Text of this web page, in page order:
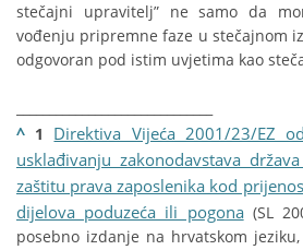
stečajni upravitelj” ne samo da
vođenju pripremne faze u stečajnom
odgovoran pod istim uvjetima kao
^ 1
Direktiva Vijeća 2001/23/EZ
usklađivanju zakonodavstava
zaštitu prava zaposlenika kod
dijelova poduzeća ili pogona(SL
posebno izdanje na hrvatskom